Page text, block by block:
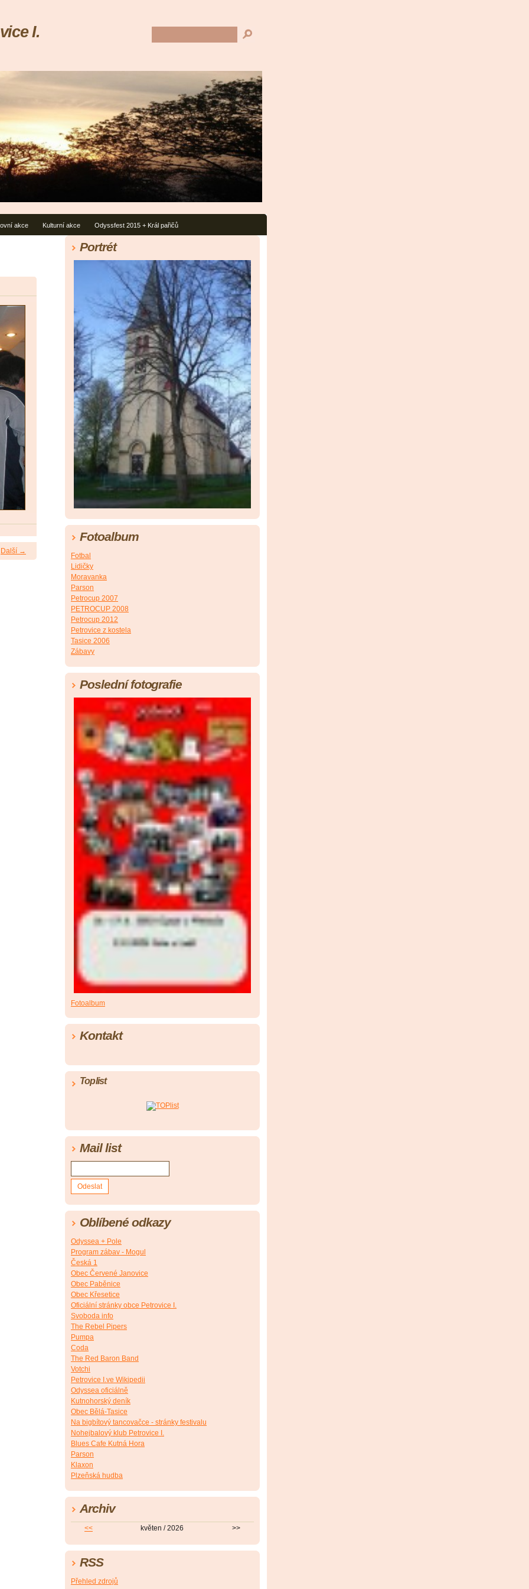
I.
akce Kulturní akce Odyssfest 2015 + Král pařičů
Portrét
Fotoalbum
Fotbal
Lidičky
Moravanka
Parson
Petrocup 2007
PETROCUP 2008
Petrocup 2012
Petrovice z kostela
Tasice 2006
Zábavy
Poslední fotografie
Fotoalbum
Kontakt
Toplist
Mail list
Oblíbené odkazy
Odyssea + Pole
Program zábav - Mogul
Česká 1
Obec Červené Janovice
Obec Paběnice
Obec Křesetice
Oficiální stránky obce Petrovice I.
Svoboda info
The Rebel Pipers
Pumpa
Coda
The Red Baron Band
Votchi
Petrovice I.ve Wikipedii
Odyssea oficiálně
Kutnohorský deník
Obec Bělá-Tasice
Na bigbítový tancovačce - stránky festivalu
Nohejbalový klub Petrovice I.
Blues Cafe Kutná Hora
Parson
Klaxon
Plzeňská hudba
Archiv
<< květen / 2026 >>
RSS
Přehled zdrojů
Další →